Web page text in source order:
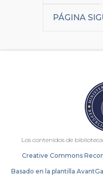
PÁGINA
Los contenidos de
Creative Commons
Basado en la plantilla